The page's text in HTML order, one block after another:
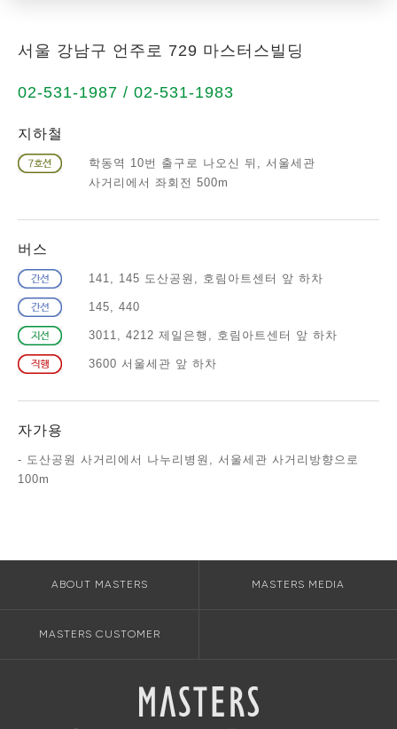
서울 강남구 언주로 729 마스터스빌딩
02-531-1987 / 02-531-1983
지하철
학동역 10번 출구로 나오신 뒤, 서울세관
사거리에서 좌회전 500m
버스
141, 145 도산공원, 호림아트센터 앞 하차
145, 440
3011, 4212 제일은행, 호림아트센터 앞 하차
3600 서울세관 앞 하차
자가용
- 도산공원 사거리에서 나누리병원, 서울세관 사거리방향으로
100m
ABOUT MASTERS MASTERS MEDIA
MASTERS CUSTOMER